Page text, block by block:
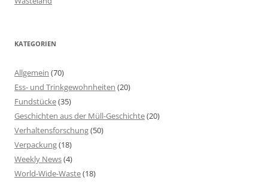
KATEGORIEN
Allgemein (70)
Ess- und Trinkgewohnheiten (20)
Fundstücke(35)
Geschichten aus der Müll-Geschichte(20)
Verhaltensforschung(50)
Verpackung(18)
Weekly News(4)
World-Wide-Waste(18)